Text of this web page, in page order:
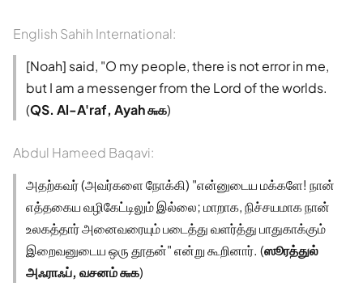
English Sahih International:
[Noah] said, "O my people, there is not error in me,
but I am a messenger from the Lord of the worlds.
(QS. Al-A'raf, Ayah ௬௧)
Abdul Hameed Baqavi:
அதற்கவர் (அவர்களை நோக்கி) "என்னுடைய மக்களே! நான்
எத்தகைய வழிகேட்டிலும் இல்லை; மாறாக, நிச்சயமாக நான்
உலகத்தார் அனைவரையும் படைத்து வளர்த்து பாதுகாக்கும்
இறைவனுடைய ஒரு தூதன்" என்று கூறினார். (ஸூரத்துல்
அஃராஃப், வசனம் ௬௧)